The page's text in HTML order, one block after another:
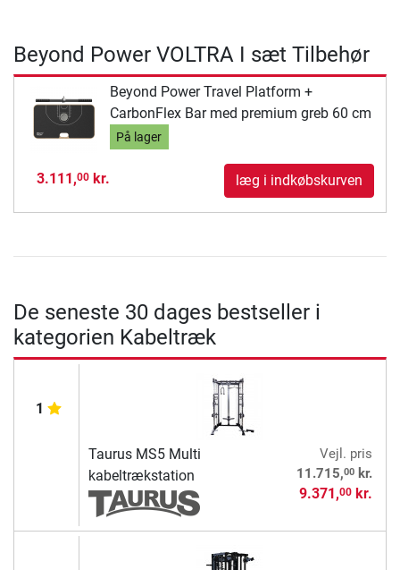
Beyond Power VOLTRA I sæt Tilbehør
Beyond Power Travel Platform +
CarbonFlex Bar med premium greb 60 cm
På lager
3.111,00kr. læg i indkøbskurven
De seneste 30 dages bestseller i
kategorien Kabeltræk
1
Taurus MS5 Multi
kabeltrækstation
Vejl. pris
11.715,00kr.
9.371,00kr.